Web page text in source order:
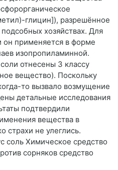
глицин]), разрешённое
хозяйствах. Для
применяется в форме
изопропиламинной.
отнесены 3 классу
вещество). Поскольку
то вызвало возмущение
детальные исследования
подтвердили
вещества в
страхи не улеглись.
соль Химическое средство
сорняков средство